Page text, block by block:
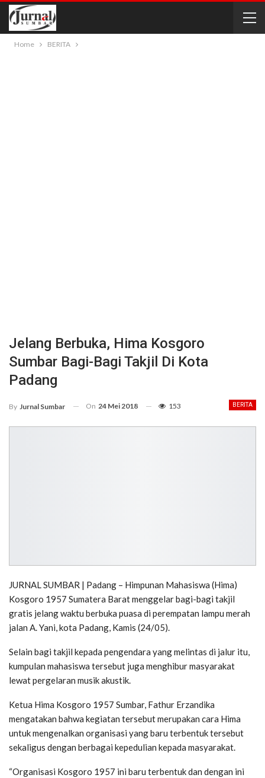
Home BERITA
Jelang Berbuka, Hima Kosgoro
Sumbar Bagi-Bagi Takjil Di Kota
Padang
BERITA
By Jurnal Sumbar On 24 Mei 2018 153
JURNAL SUMBAR | Padang – Himpunan Mahasiswa (Hima)
Kosgoro 1957 Sumatera Barat menggelar bagi-bagi takjil
gratis jelang waktu berbuka puasa di perempatan lampu merah
jalan A. Yani, kota Padang, Kamis (24/05).
Selain bagi takjil kepada pengendara yang melintas di jalur itu,
kumpulan mahasiswa tersebut juga menghibur masyarakat
lewat pergelaran musik akustik.
Ketua Hima Kosgoro 1957 Sumbar, Fathur Erzandika
mengatakan bahwa kegiatan tersebut merupakan cara Hima
untuk mengenalkan organisasi yang baru terbentuk tersebut
sekaligus dengan berbagai kepedulian kepada masyarakat.
“Organisasi Kosgoro 1957 ini baru terbentuk dan dengan ini